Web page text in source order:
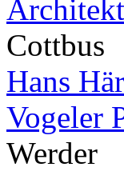
Cottbus
Hans
Vogeler
Werder